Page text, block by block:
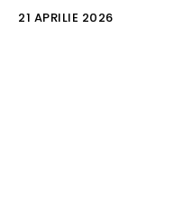
21 APRILIE 2026